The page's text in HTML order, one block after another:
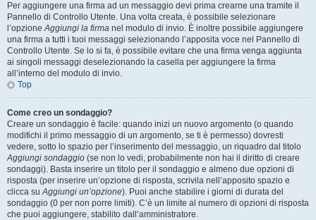
Per aggiungere una firma ad un messaggio devi prima crearne una tramite il
Pannello di Controllo Utente. Una volta creata, è possibile selezionare
l’opzioneAggiungi la firma nel modulo di invio. È inoltre possibile aggiungere
una firma a tutti i tuoi messaggi selezionando l’apposita voce nel Pannello di
Controllo Utente. Se lo si fa, è possibile evitare che una firma venga aggiunta
ai singoli messaggi deselezionando la casella per aggiungere la firma
all’interno del modulo di invio.
Top
Come creo un sondaggio?
Creare un sondaggio è facile: quando inizi un nuovo argomento (o quando
modifichi il primo messaggio di un argomento, se ti è permesso) dovresti
vedere, sotto lo spazio per l’inserimento del messaggio, un riquadro dal titolo
Aggiungi sondaggio (se non lo vedi, probabilmente non hai il diritto di creare
sondaggi). Basta inserire un titolo per il sondaggio e almeno due opzioni di
risposta (per inserire un’opzione di risposta, scrivila nell’apposito spazio e
clicca suAggiungi un’opzione). Puoi anche stabilire i giorni di durata del
sondaggio (0 per non porre limiti). C’è un limite al numero di opzioni di risposta
che puoi aggiungere, stabilito dall’amministratore.